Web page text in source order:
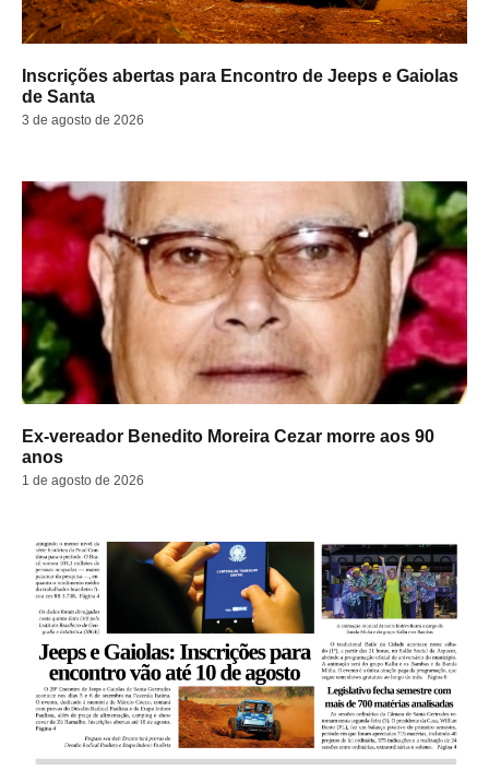
Inscrições abertas para Encontro de Jeeps e Gaiolas
de Santa
3 de agosto de 2026
Ex-vereador Benedito Moreira Cezar morre aos 90
anos
1 de agosto de 2026